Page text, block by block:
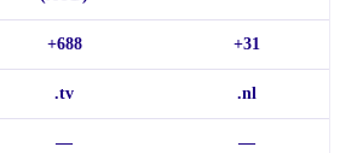
+688 +31
.tv .nl
— —